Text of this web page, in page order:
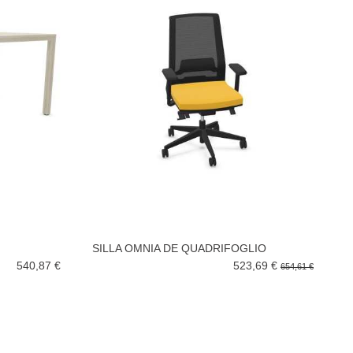
540,87 €
SILLA OMNIA DE QUADRIFOGLIO
523,69 € 654,61 €